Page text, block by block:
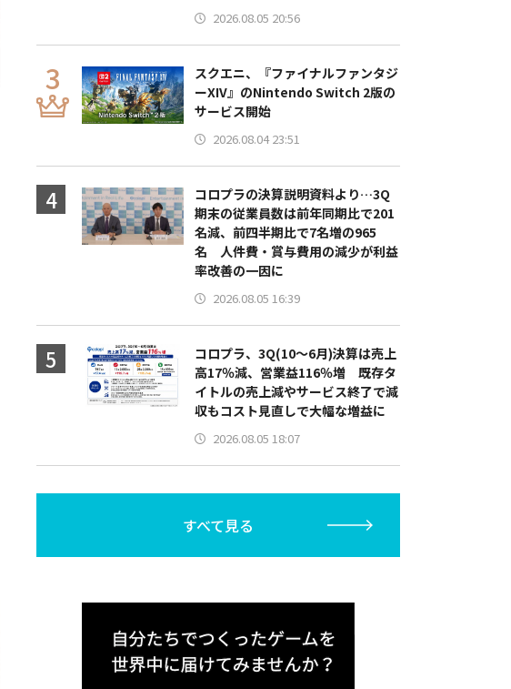
2026.08.05 20:56
スクエニ、『ファイナルファンタジ
ーXIV』のNintendo Switch 2版の
サービス開始
2026.08.04 23:51
コロプラの決算説明資料より…3Q
期末の従業員数は前年同期比で201
名減、前四半期比で7名増の965
名 人件費・賞与費用の減少が利益
率改善の一因に
2026.08.05 16:39
コロプラ、3Q(10～6月)決算は売上
高17％減、営業益116％増 既存タ
イトルの売上減やサービス終了で減
収もコスト見直しで大幅な増益に
2026.08.05 18:07
すべて見る